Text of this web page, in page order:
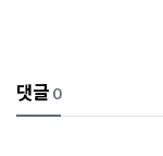
댓글 0